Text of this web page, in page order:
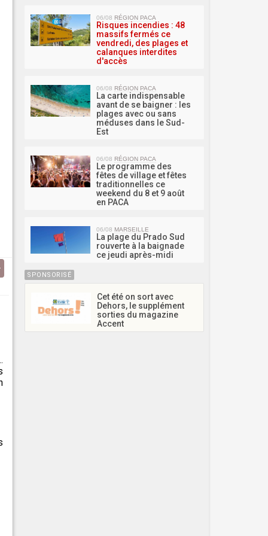
06/08 RÉGION PACA
Risques incendies : 48
massifs fermés ce
vendredi, des plages et
calanques interdites
d'accès
06/08 RÉGION PACA
La carte indispensable
avant de se baigner : les
plages avec ou sans
méduses dans le Sud-
Est
06/08 RÉGION PACA
Le programme des
fêtes de village et fêtes
traditionnelles ce
weekend du 8 et 9 août
en PACA
06/08 MARSEILLE
La plage du Prado Sud
rouverte à la baignade
ce jeudi après-midi
SPONSORISÉ
Cet été on sort avec
Dehors, le supplément
sorties du magazine
Accent